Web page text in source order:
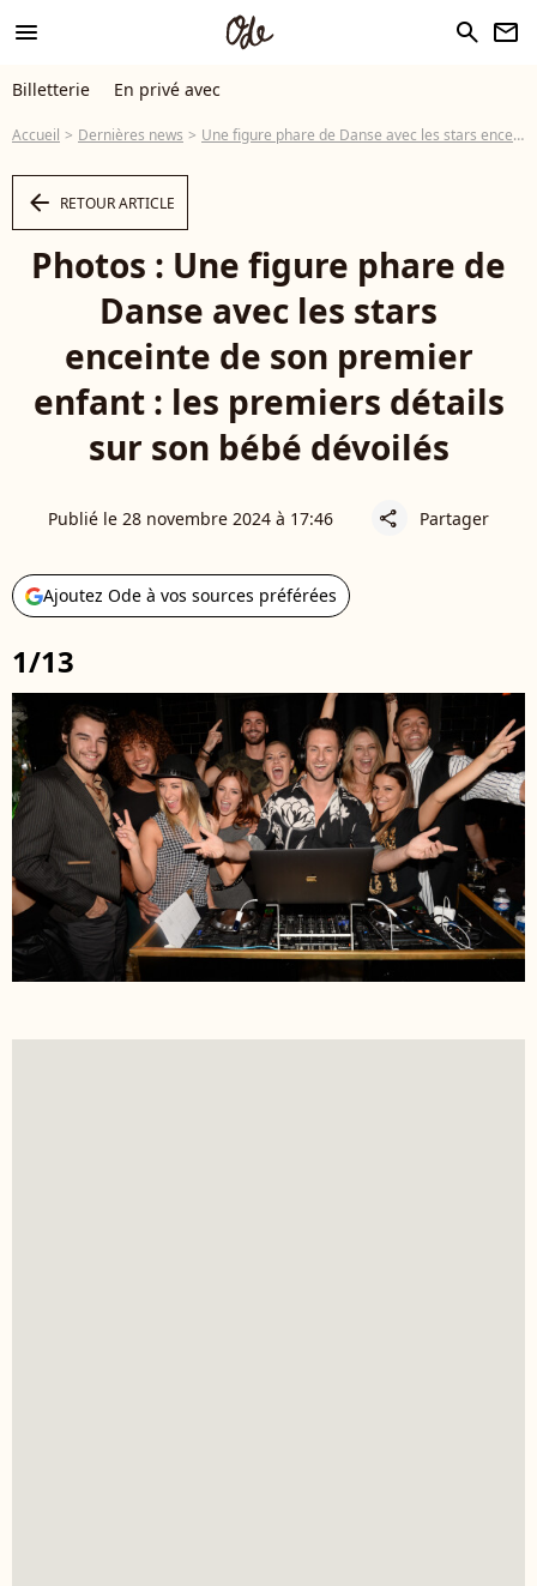
menu search newsletter
Billetterie En privé avec
Accueil Dernières news Une figure phare de Danse avec les stars enceinte de son premier enfant : les premiers détails sur son bébé dévoilés
arrow_left RETOUR ARTICLE
Photos : Une figure phare de
Danse avec les stars
enceinte de son premier
enfant : les premiers détails
sur son bébé dévoilés
Publié le 28 novembre 2024 à 17:46 share Partager
Ajoutez Ode à vos sources préférées
1/13